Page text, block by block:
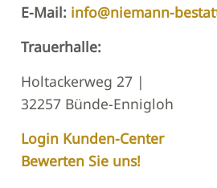
E-Mail: info@niemann-
Trauerhalle:
Holtackerweg 27 |
32257 Bünde-Ennigloh
Login Kunden-Center
Bewerten Sie uns!